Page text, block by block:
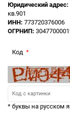
Юридический адрес:
кв.901
ИНН: 773720376006
ОГРНИП:
Код
* буквы на русском